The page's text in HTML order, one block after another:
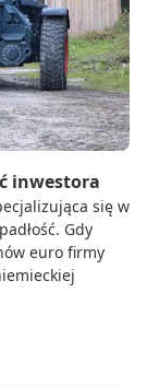
inwestora
się w
Gdy
euro firmy